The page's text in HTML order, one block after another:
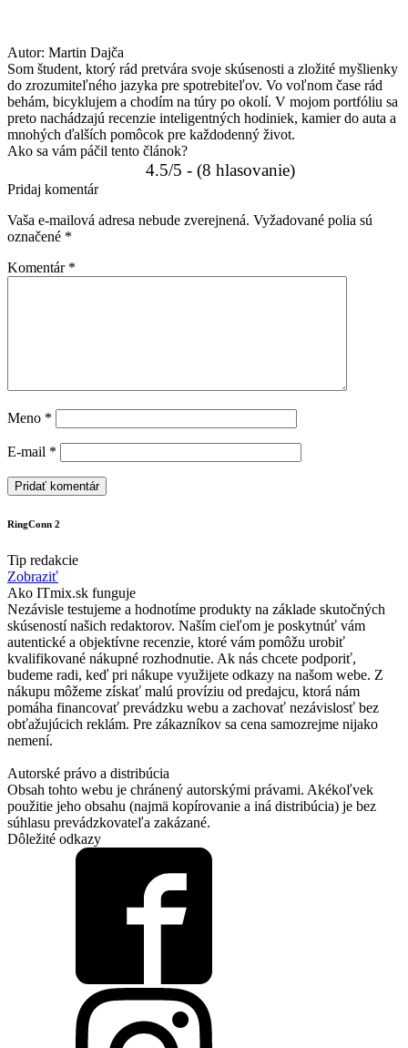
Autor: Martin Dajča
Som študent, ktorý rád pretvára svoje skúsenosti a zložité myšlienky
do zrozumiteľného jazyka pre spotrebiteľov. Vo voľnom čase rád
behám, bicyklujem a chodím na túry po okolí. V mojom portfóliu sa
preto nachádzajú recenzie inteligentných hodiniek, kamier do auta a
mnohých ďalších pomôcok pre každodenný život.
Ako sa vám páčil tento článok?
4.5/5 - (8 hlasovanie)
Pridaj komentár
Vaša e-mailová adresa nebude zverejnená. Vyžadované polia sú
označené *
Komentár *
Meno *
E-mail *
RingConn 2
Tip redakcie
Zobraziť
Ako ITmix.sk funguje
Nezávisle testujeme a hodnotíme produkty na základe skutočných
skúseností našich redaktorov. Naším cieľom je poskytnúť vám
autentické a objektívne recenzie, ktoré vám pomôžu urobiť
kvalifikované nákupné rozhodnutie. Ak nás chcete podporiť,
budeme radi, keď pri nákupe využijete odkazy na našom webe. Z
nákupu môžeme získať malú províziu od predajcu, ktorá nám
pomáha financovať prevádzku webu a zachovať nezávislosť bez
obťažujúcich reklám. Pre zákazníkov sa cena samozrejme nijako
nemení.
Autorské právo a distribúcia
Obsah tohto webu je chránený autorskými právami. Akékoľvek
použitie jeho obsahu (najmä kopírovanie a iná distribúcia) je bez
súhlasu prevádzkovateľa zakázané.
Dôležité odkazy